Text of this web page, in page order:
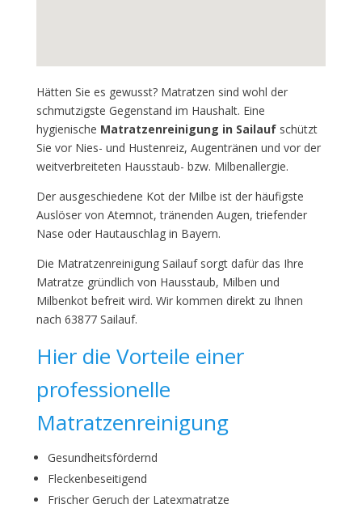
Hätten Sie es gewusst? Matratzen sind wohl der
schmutzigste Gegenstand im Haushalt. Eine
hygienische Matratzenreinigung in Sailaufschützt
Sie vor Nies- und Hustenreiz, Augentränen und vor der
weitverbreiteten Hausstaub- bzw. Milbenallergie.
Der ausgeschiedene Kot der Milbe ist der häufigste
Auslöser von Atemnot, tränenden Augen, triefender
Nase oder Hautauschlag in Bayern.
Die Matratzenreinigung Sailauf sorgt dafür das Ihre
Matratze gründlich von Hausstaub, Milben und
Milbenkot befreit wird. Wir kommen direkt zu Ihnen
nach 63877 Sailauf.
Hier die Vorteile einer
professionelle
Matratzenreinigung
Gesundheitsfördernd
Fleckenbeseitigend
Frischer Geruch der Latexmatratze